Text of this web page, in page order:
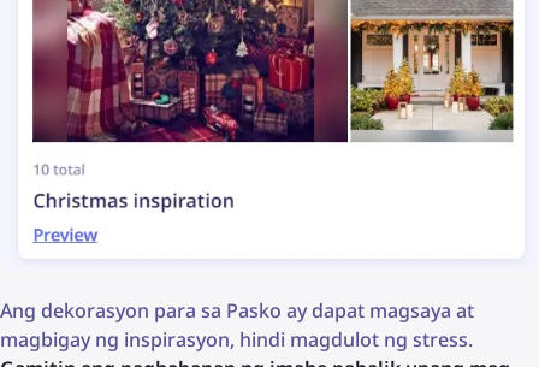
Ang dekorasyon para sa Pasko ay dapat magsaya at
magbigay ng inspirasyon, hindi magdulot ng stress.